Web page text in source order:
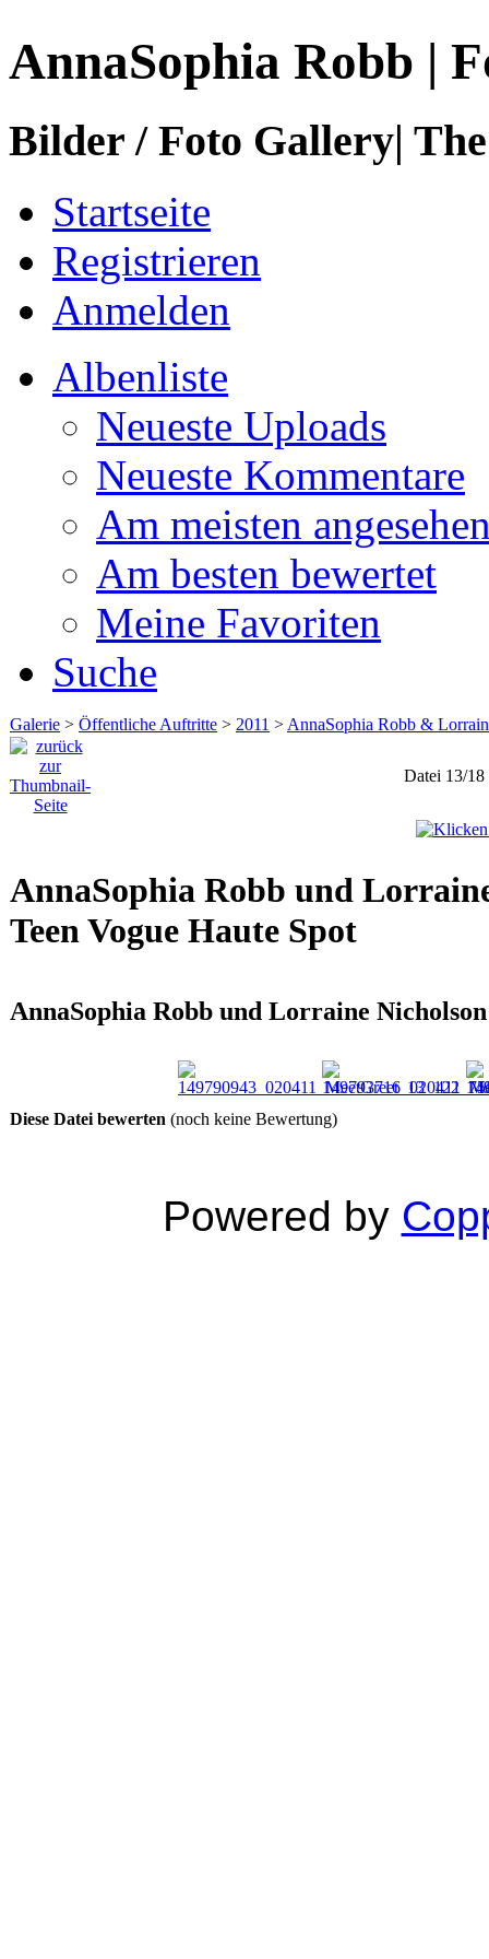
AnnaSophia Robb |
Bilder / Foto Gallery|
Startseite
Registrieren
Anmelden
Albenliste
Neueste Uploads
Neueste Kommentare
Am meisten
Am besten bewertet
Meine Favoriten
Suche
Galerie > Öffentliche Auftritte > 2011 > AnnaSophia Robb &
Datei 13/18
AnnaSophia Robb und
Teen Vogue Haute Spot
AnnaSophia Robb und Lorraine
Diese Datei bewerten (noch keine Bewertung)
Powered by